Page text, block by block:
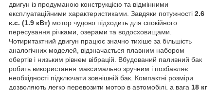
двигун із продуманою конструкцією та відмінними
експлуатаційними характеристиками. Завдяки потужності 2.6
к.с. (1.9 кВт) мотор чудово підходить для спокійного
пересування річками, озерами та водосховищами.
Чотиритактний двигун працює значно тихіше за більшість
аналогічних моделей, відзначається плавним набором
обертів і низьким рівнем вібрацій. Вбудований паливний бак
робить використання максимально зручним і позбавляє
необхідності підключати зовнішній бак. Компактні розміри
дозволяють легко перевозити мотор в автомобілі, а вага 18 кг